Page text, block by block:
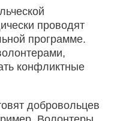
проводят
программе.
конфликтные
добровольцев